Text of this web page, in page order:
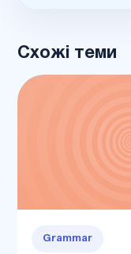
Схожі теми
Grammar